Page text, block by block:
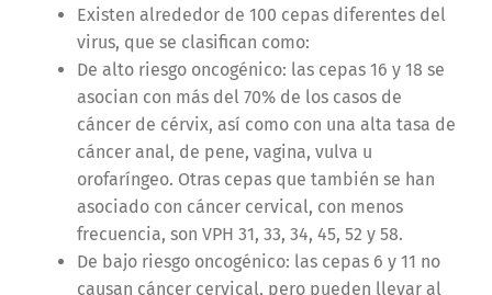
Existen alrededor de 100 cepas diferentes del
virus, que se clasifican como:
De alto riesgo oncogénico: las cepas 16 y 18 se
asocian con más del 70% de los casos de
cáncer de cérvix, así como con una alta tasa de
cáncer anal, de pene, vagina, vulva u
orofaríngeo. Otras cepas que también se han
asociado con cáncer cervical, con menos
frecuencia, son VPH 31, 33, 34, 45, 52 y 58.
De bajo riesgo oncogénico: las cepas 6 y 11 no
causan cáncer cervical, pero pueden llevar al